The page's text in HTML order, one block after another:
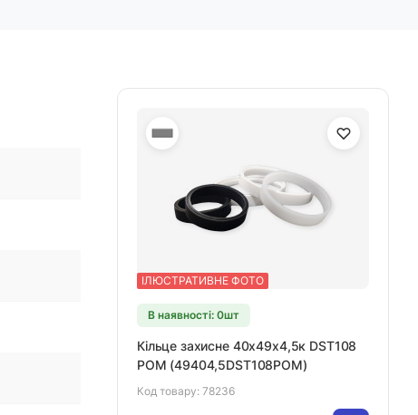
ІЛЮСТРАТИВНЕ ФОТО
В наявності: 0шт
Кільце захисне 40х49х4,5к DST108
POM (49404,5DST108POM)
Код товару: 78236